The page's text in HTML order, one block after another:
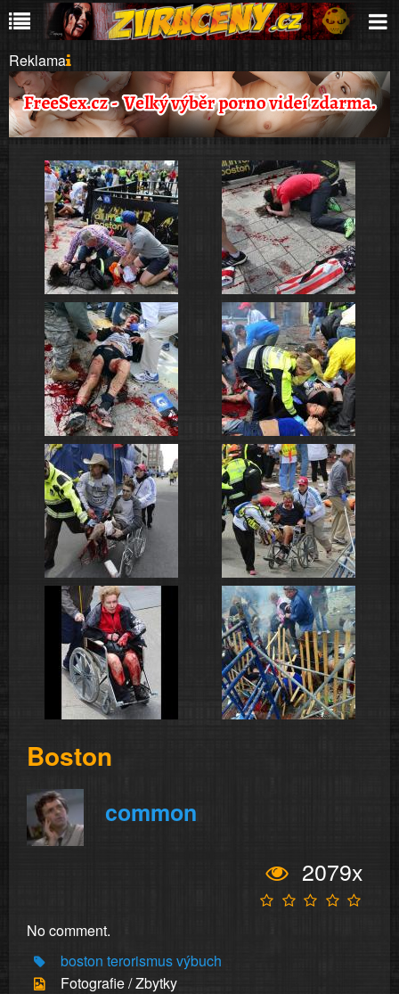
Reklama
Boston
common
2079x
No comment.
boston terorismusvýbuch
Fotografie / Zbytky